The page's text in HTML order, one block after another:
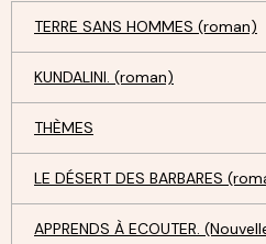
TERRE SANS HOMMES (roman)
KUNDALINI. (roman)
THÈMES
LE DÉSERT DES BARBARES
APPRENDS À ECOUTER.